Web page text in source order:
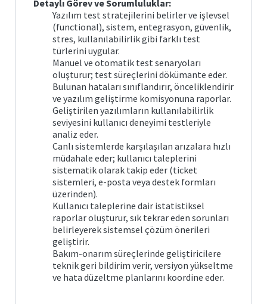
Detaylı Görev ve Sorumluluklar:
Yazılım test stratejilerini belirler ve işlevsel
(functional), sistem, entegrasyon, güvenlik,
stres, kullanılabilirlik gibi farklı test
türlerini uygular.
Manuel ve otomatik test senaryoları
oluşturur; test süreçlerini dökümante eder.
Bulunan hataları sınıflandırır, önceliklendirir
ve yazılım geliştirme komisyonuna raporlar.
Geliştirilen yazılımların kullanılabilirlik
seviyesini kullanıcı deneyimi testleriyle
analiz eder.
Canlı sistemlerde karşılaşılan arızalara hızlı
müdahale eder; kullanıcı taleplerini
sistematik olarak takip eder (ticket
sistemleri, e-posta veya destek formları
üzerinden).
Kullanıcı taleplerine dair istatistiksel
raporlar oluşturur, sık tekrar eden sorunları
belirleyerek sistemsel çözüm önerileri
geliştirir.
Bakım-onarım süreçlerinde geliştiricilere
teknik geri bildirim verir, versiyon yükseltme
ve hata düzeltme planlarını koordine eder.